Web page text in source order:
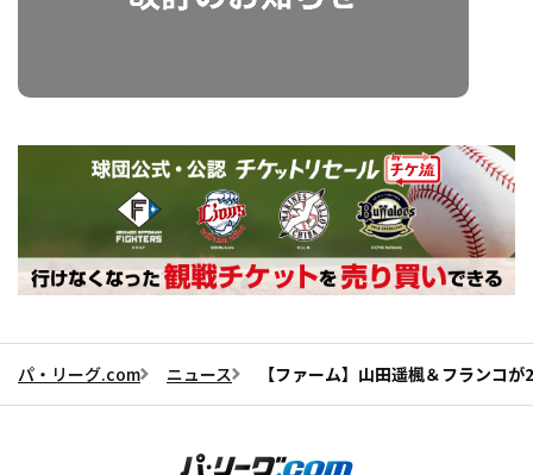
パ・リーグ.com ニュース 【ファーム】山田遥楓＆フランコ